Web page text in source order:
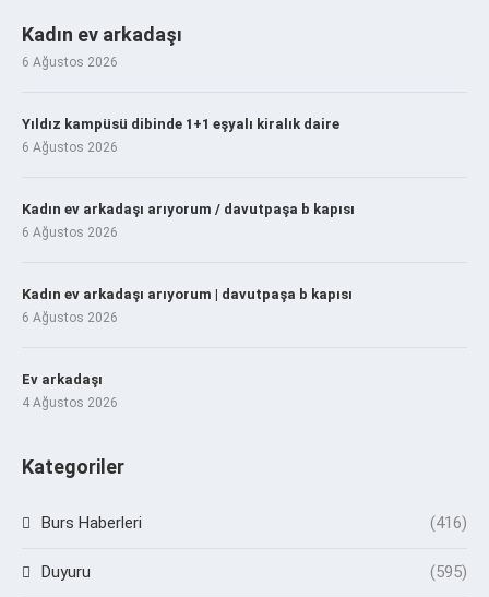
Kadın ev arkadaşı
6 Ağustos 2026
Yıldız kampüsü dibinde 1+1 eşyalı kiralık daire
6 Ağustos 2026
Kadın ev arkadaşı arıyorum / davutpaşa b kapısı
6 Ağustos 2026
Kadın ev arkadaşı arıyorum | davutpaşa b kapısı
6 Ağustos 2026
Ev arkadaşı
4 Ağustos 2026
Kategoriler
Burs Haberleri (416)
Duyuru (595)